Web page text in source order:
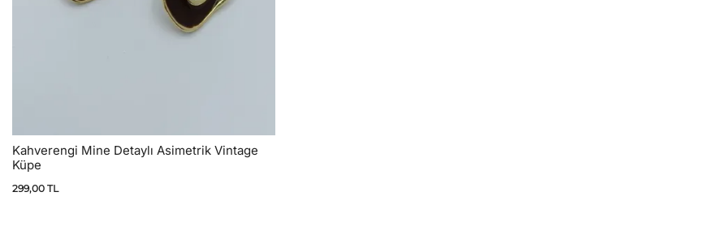
Kahverengi Mine Detaylı Asimetrik Vintage
Küpe
299,00 TL